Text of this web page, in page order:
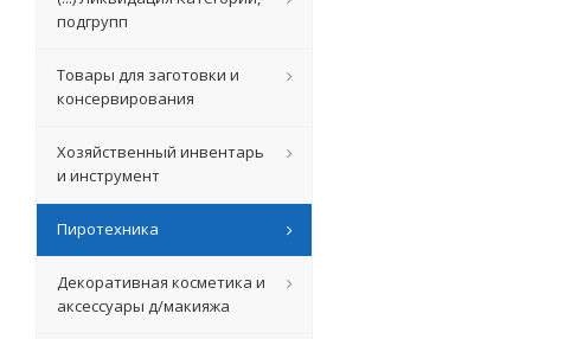
подгрупп
Товары для заготовки и
консервирования
Хозяйственный инвентарь
и инструмент
Пиротехника
Декоративная косметика и
аксессуары д/макияжа